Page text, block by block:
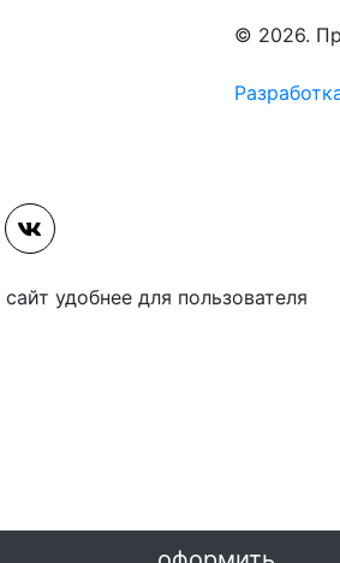
© 2026.
удобнее для пользователя